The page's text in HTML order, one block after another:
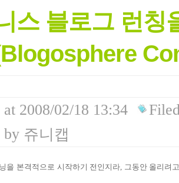
스 블로그 런칭
at 2008/02/18 13:34
by 쥬니캡
을 본격적으로 시작하기 전인지라, 그동안 올리